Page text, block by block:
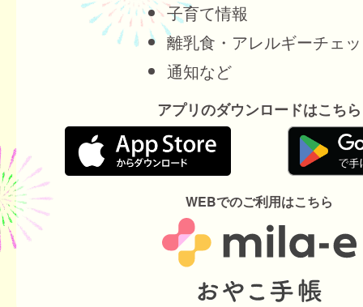
子育て情報
離乳食・アレルギーチェ
通知など
アプリのダウンロードはこちら
WEBでのご利用はこちら